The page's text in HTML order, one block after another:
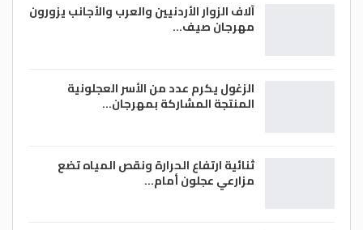
آلاف الزوار الأردنيين والعرب والأجانب يزورون
مهرجان صيف…
الزغول يكرم عدد من الأسر العجلونية
المنتجة المشاركة بمهرجان…
ثنائية ارتفاع الحرارة ونقص المياه تضع
مزارعي عجلون أمام…